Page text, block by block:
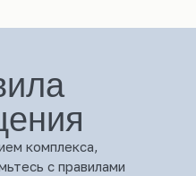
комплекса,
с правилами